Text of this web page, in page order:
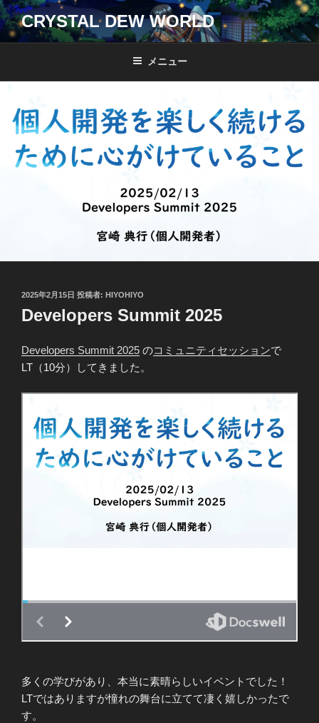
コ
ン
テ
CRYSTAL DEW WORLD
メニュー
投
稿
日:
2025年2月15日 投稿者: HIYOHIYO
Developers Summit 2025
Developers Summit 2025 のコミュニティセッションで
LT（10分）してきました。
多くの学びがあり、本当に素晴らしいイベントでした！
LTではありますが憧れの舞台に立てて凄く嬉しかったで
す。